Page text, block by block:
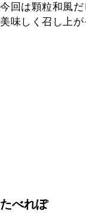
今回は顆粒和風
美味しく召し上が
たべれぽ